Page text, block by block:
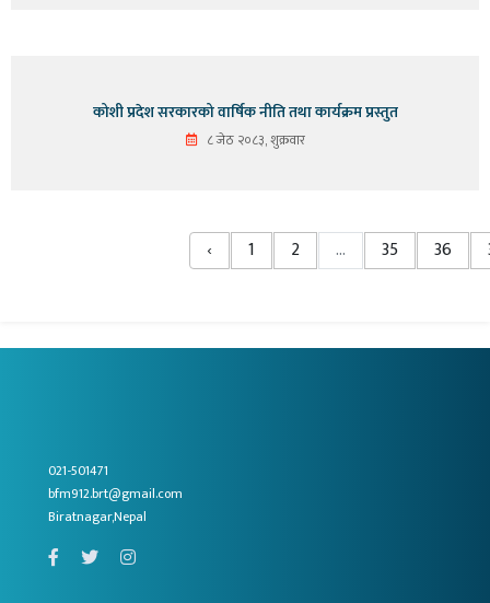
कोशी प्रदेश सरकारको वार्षिक नीति तथा कार्यक्रम प्रस्तुत
८ जेठ २०८३, शुक्रवार
‹ 1 2 ... 35 36
021-501471
bfm912.brt@gmail.com
Biratnagar,Nepal